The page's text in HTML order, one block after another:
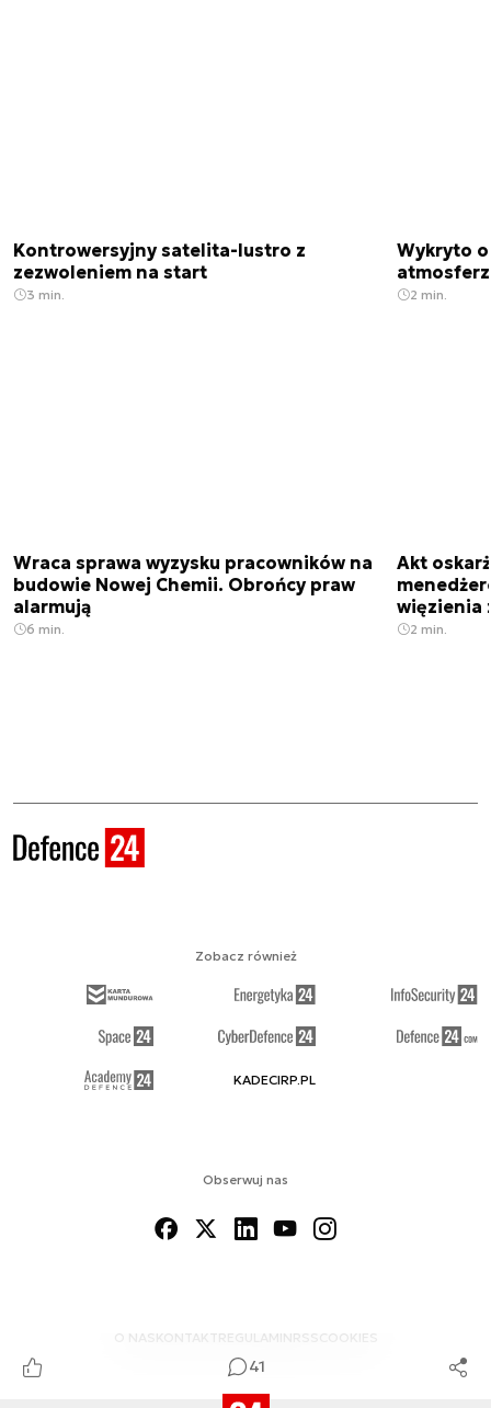
41
Kontrowersyjny satelita-lustro z
zezwoleniem na start
3 min.
Wykryto
2 min.
Wraca sprawa wyzysku pracowników na
budowie Nowej Chemii. Obrońcy praw
alarmują
6 min.
Akt
więzienia
2 min.
Obserwuj nas
O NAS KONTAKTREGULAMINRSS COOKIES
Zobacz również
KADECIRP.PL